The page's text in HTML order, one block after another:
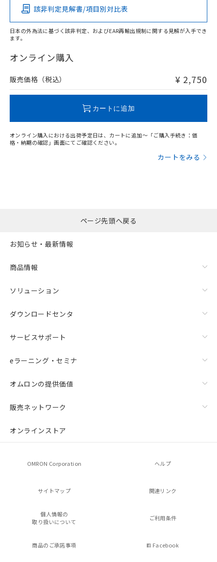
O
在庫等で未対応品が混在する可能性があります。
問い合わせください。
該非判定見解書/項目別対比表
日本の外為法に基づく該非判定、およびEAR再輸出規制に関する見解が入手でき
ます。
オンライン購入
販売価格（税込） ¥ 2,750
カートに追加
オンライン購入における出荷予定日は、カートに追加～「ご購入手続き：価
格・納期の確認」画面にてご確認ください。
カートをみる
ページ先頭へ戻る
お知らせ・最新情報
商品情報
ソリューション
ダウンロードセンタ
サービスサポート
eラーニング・セミナ
オムロンの提供価値
販売ネットワーク
オンラインストア
OMRON Corporation ヘルプ
サイトマップ 関連リンク
個人情報の
取り扱いについて
ご利用条件
商品のご承諾事項 Facebook